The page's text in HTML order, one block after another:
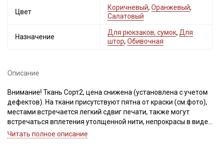
Цвет
Коричневый, Оранжевый,
Салатовый
Назначение
Для рюкзаков, сумок, Для
штор, Обивочная
Описание
Внимание! Ткань Сорт2, цена снижена (установлена с учетом
дефектов). На ткани присутствуют пятна от краски (см.фото),
местами встречается легкий сдвиг печати, также могут
встречаться вплетения утолщенной нити, непрокрасы в виде
маленьких пятнышек-точек, расположенных хаотично,
Читать полное описание
Секретная рассылка от Купава
Мы публикуем здесь дополнительные
Электронная почта